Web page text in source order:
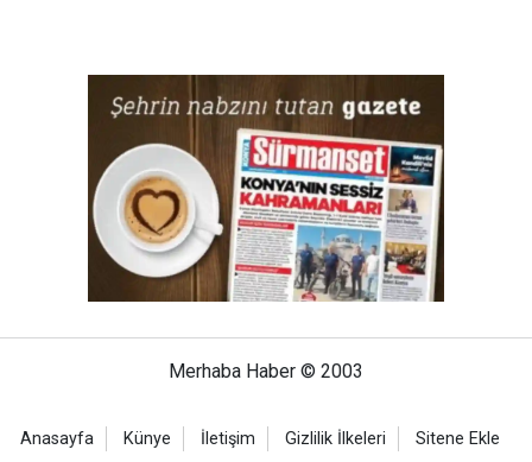
Merhaba Haber © 2003
Anasayfa Künye İletişim Gizlilik İlkeleri Sitene Ekle